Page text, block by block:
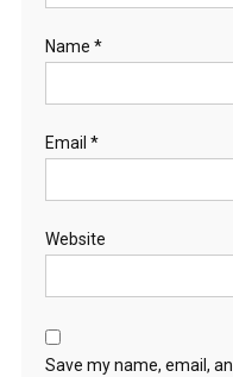
Name *
Email *
Website
Save my name, email,